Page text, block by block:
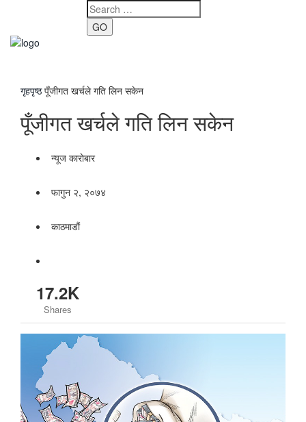
GO
गृहपृष्ठपूँजीगत खर्चले गति लिन सकेन
पूँजीगत खर्चले गति लिन सकेन
न्यूज काराेबार
फागुन २, २०७४
काठमाडाैं
17.2K
Shares